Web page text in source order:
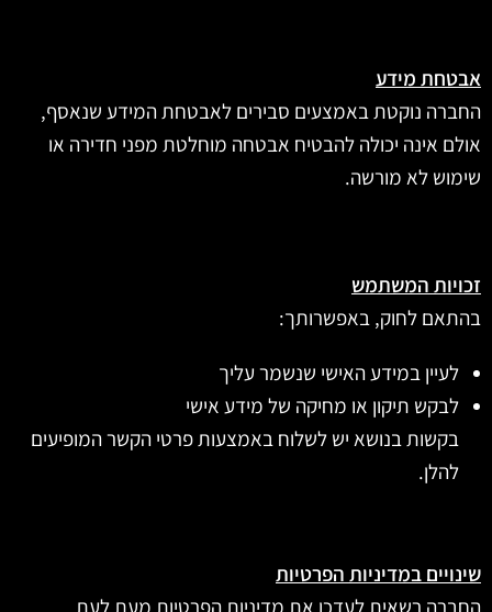
אבטחת מידע
החברה נוקטת באמצעים סבירים לאבטחת המידע שנאסף,
אולם אינה יכולה להבטיח אבטחה מוחלטת מפני חדירה או
שימוש לא מורשה.
זכויות המשתמש
בהתאם לחוק, באפשרותך:
לעיין במידע האישי שנשמר עליך
לבקש תיקון או מחיקה של מידע אישי
בקשות בנושא יש לשלוח באמצעות פרטי הקשר המופיעים
להלן.
שינויים במדיניות הפרטיות
החברה רשאית לעדכן את מדיניות הפרטיות מעת לעת.